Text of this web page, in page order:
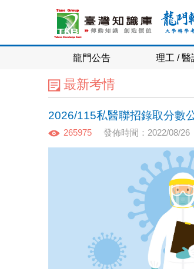
龍門公告 理工 / 醫
最新考情
2026/115私醫聯招錄取分數
265975 發佈時間：2022/08/26